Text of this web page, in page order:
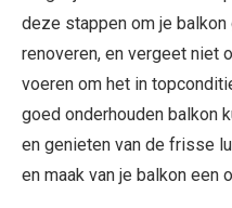
deze stappen om je
renoveren, en vergeet niet
voeren om het in
goed onderhouden balkon
en genieten van de frisse
en maak van je balkon een